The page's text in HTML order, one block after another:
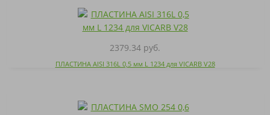
2379.34 руб.
ПЛАСТИНА AISI 316L 0,5 мм L 1234 для VICARB V28